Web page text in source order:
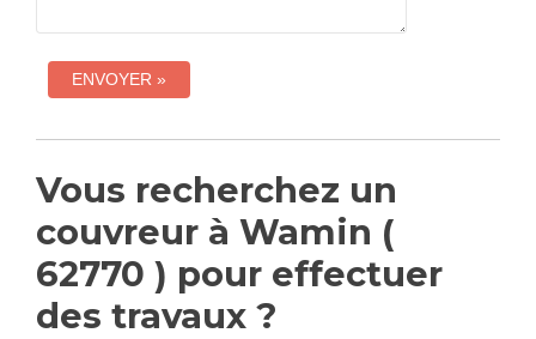
Vous recherchez un
couvreur à Wamin (
62770 ) pour effectuer
des travaux ?